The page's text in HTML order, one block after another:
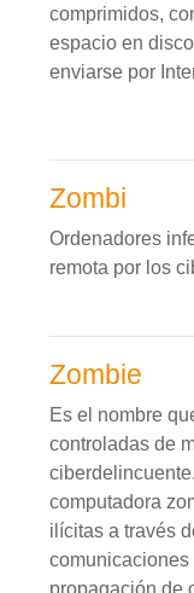
comprimidos,
espacio en
enviarse por
Zombi
Ordenadores
remota por los
Zombie
Es el nombre
controladas de
computadora
ilícitas a través
comunicaciones
propagación de